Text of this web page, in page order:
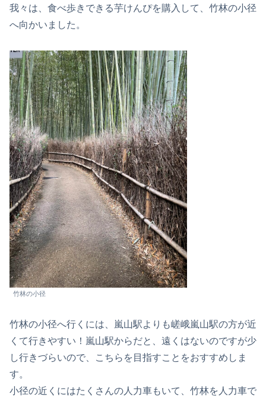
我々は、食べ歩きできる芋けんぴを購入して、竹林の小径
へ向かいました。
竹林の小径
竹林の小径へ行くには、嵐山駅よりも嵯峨嵐山駅の方が近
くて行きやすい！嵐山駅からだと、遠くはないのですが少
し行きづらいので、こちらを目指すことをおすすめしま
す。
小径の近くにはたくさんの人力車もいて、竹林を人力車で